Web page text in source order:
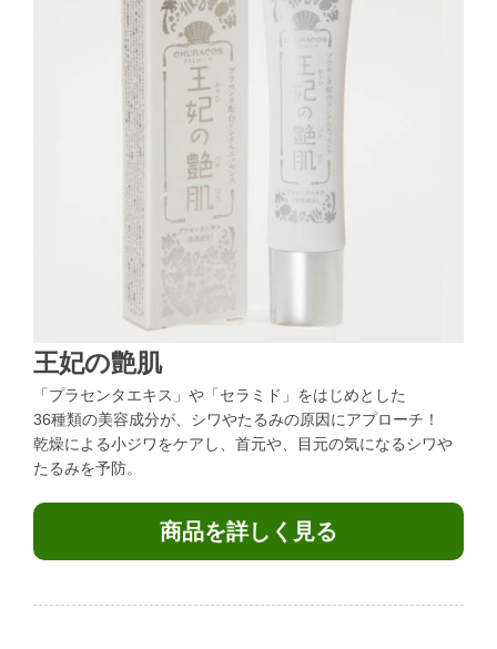
王妃の艶肌
「プラセンタエキス」や「セラミド」をはじめとした
36種類の美容成分が、シワやたるみの原因にアプローチ！
乾燥による小ジワをケアし、首元や、目元の気になるシワや
たるみを予防。
商品を詳しく見る